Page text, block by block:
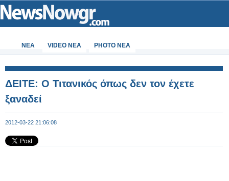
ΝΕΑ VIDEO NEA PHOTO NEA
ΔΕΙΤΕ: Ο Τιτανικός όπως δεν τον έχετε
ξαναδεί
2012-03-22 21:06:08